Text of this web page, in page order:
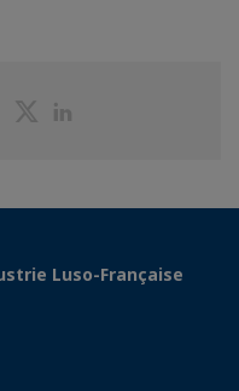
ShareShare
Luso-Française